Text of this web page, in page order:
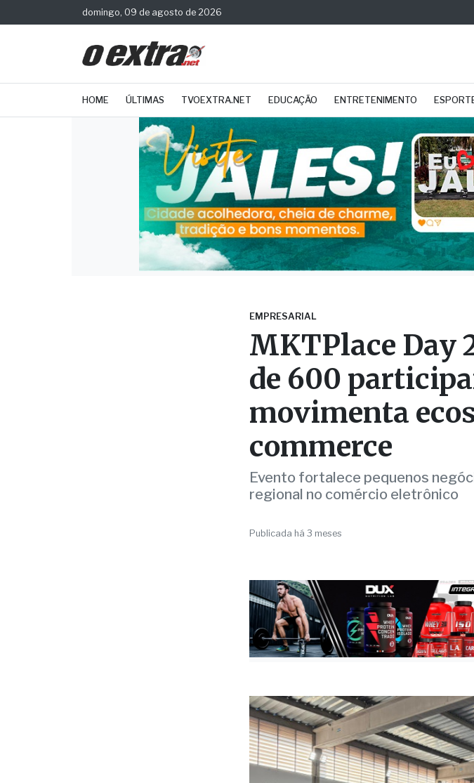
domingo, 09 de agosto de 2026
HOME ÚLTIMAS TVOEXTRA.NET EDUCAÇÃO ENTRETENIMENTO
MKTPlace Day
de 600
movimenta
commerce
Evento fortalece pequenos
regional no comércio eletrônico
Publicada há 3 meses